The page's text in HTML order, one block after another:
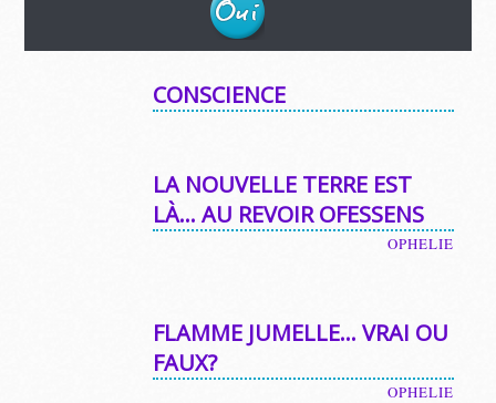
CONSCIENCE
LA NOUVELLE TERRE EST
LÀ… AU REVOIR OFESSENS
OPHELIE
FLAMME JUMELLE… VRAI OU
FAUX?
OPHELIE